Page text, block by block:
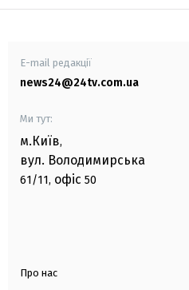
E-mail редакції
news24@24tv.com.ua
Ми тут:
м.Київ,
вул. Володимирська
61/11, офіс 50
Про нас